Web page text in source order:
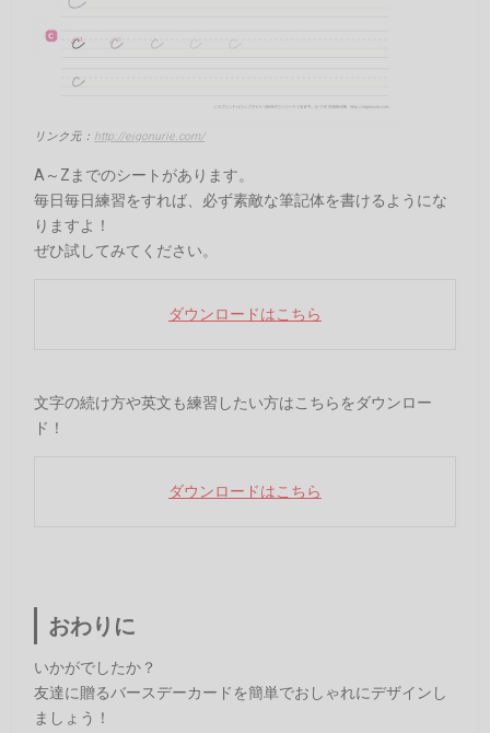
リンク元： http://eigonurie.com/
A～Zまでのシートがあります。
毎日毎日練習をすれば、必ず素敵な筆記体を書けるようにな
りますよ！
ぜひ試してみてください。
ダウンロードはこちら
文字の続け方や英文も練習したい方はこちらをダウンロー
ド！
ダウンロードはこちら
おわりに
いかがでしたか？
友達に贈るバースデーカードを簡単でおしゃれにデザインし
ましょう！